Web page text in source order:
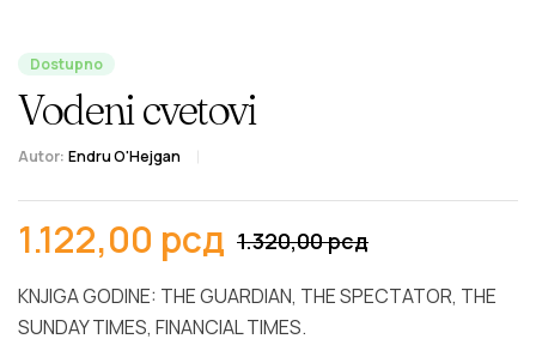
Dostupno
Vodeni cvetovi
Autor: Endru O'Hejgan
1.320,00рсд
1.122,00 рсд
KNJIGA GODINE: THE GUARDIAN, THE SPECTATOR, THE
SUNDAY TIMES, FINANCIAL TIMES.